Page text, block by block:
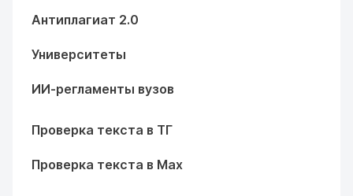
Антиплагиат 2.0
Университеты
ИИ-регламенты вузов
Проверка текста в ТГ
Проверка текста в Max